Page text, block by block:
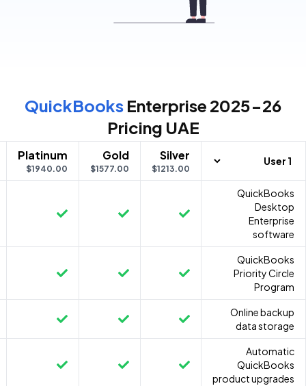
QuickBooks Enterprise 2025-26
Pricing UAE
Silver
$1213.00
Gold
$1577.00
Platinum
$1940.00
QuickBooks
Desktop
Enterprise
software
QuickBooks
Priority Circle
Program
Online backup
data storage
Automatic
QuickBooks
product upgrades